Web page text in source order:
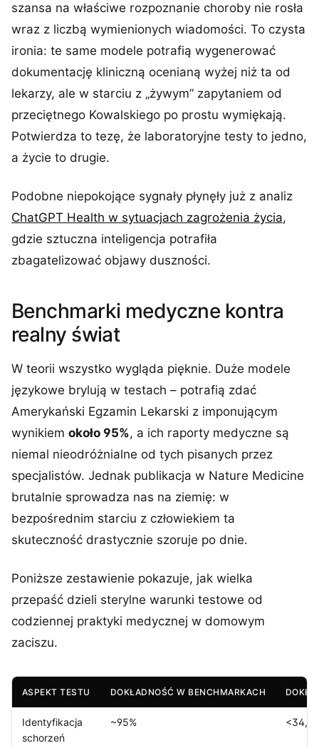
szansa na właściwe rozpoznanie choroby nie rosła
wraz z liczbą wymienionych wiadomości. To czysta
ironia: te same modele potrafią wygenerować
dokumentację kliniczną ocenianą wyżej niż ta od
lekarzy, ale w starciu z „żywym” zapytaniem od
przeciętnego Kowalskiego po prostu wymiękają.
Potwierdza to tezę, że laboratoryjne testy to jedno,
a życie to drugie.
Podobne niepokojące sygnały płynęły już z analiz
ChatGPT Health w sytuacjach zagrożenia życia,
gdzie sztuczna inteligencja potrafiła
zbagatelizować objawy duszności.
Benchmarki medyczne kontra
realny świat
W teorii wszystko wygląda pięknie. Duże modele
językowe brylują w testach – potrafią zdać
Amerykański Egzamin Lekarski z imponującym
wynikiem około 95%, a ich raporty medyczne są
niemal nieodróżnialne od tych pisanych przez
specjalistów. Jednak publikacja w Nature Medicine
brutalnie sprowadza nas na ziemię: w
bezpośrednim starciu z człowiekiem ta
skuteczność drastycznie szoruje po dnie.
Poniższe zestawienie pokazuje, jak wielka
przepaść dzieli sterylne warunki testowe od
codziennej praktyki medycznej w domowym
zaciszu.
ASPEKT TESTU DOKŁADNOŚĆ W BENCHMARKACH
Identyfikacja
schorzeń
~95%